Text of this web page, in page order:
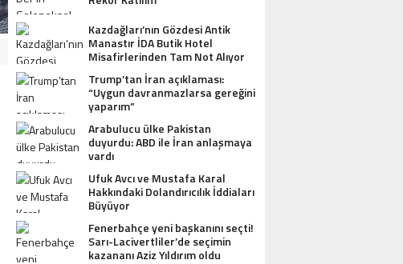
Kazdağları’nın Gözdesi Antik
Manastır İDA Butik Hotel
Misafirlerinden Tam Not Alıyor
Trump’tan İran açıklaması:
“Uygun davranmazlarsa gereğini
yaparım”
Arabulucu ülke Pakistan
duyurdu: ABD ile İran anlaşmaya
vardı
Ufuk Avcı ve Mustafa Karal
Hakkındaki Dolandırıcılık İddiaları
Büyüyor
Fenerbahçe yeni başkanını seçti!
Sarı-Lacivertliler’de seçimin
kazananı Aziz Yıldırım oldu